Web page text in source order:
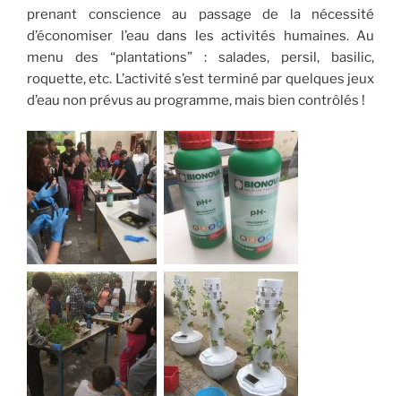
prenant conscience au passage de la nécessité
d’économiser l’eau dans les activités humaines. Au
menu des “plantations” : salades, persil, basilic,
roquette, etc. L’activité s’est terminé par quelques jeux
d’eau non prévus au programme, mais bien contrôlés !